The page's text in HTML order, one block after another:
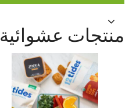
منتجات عشوائية